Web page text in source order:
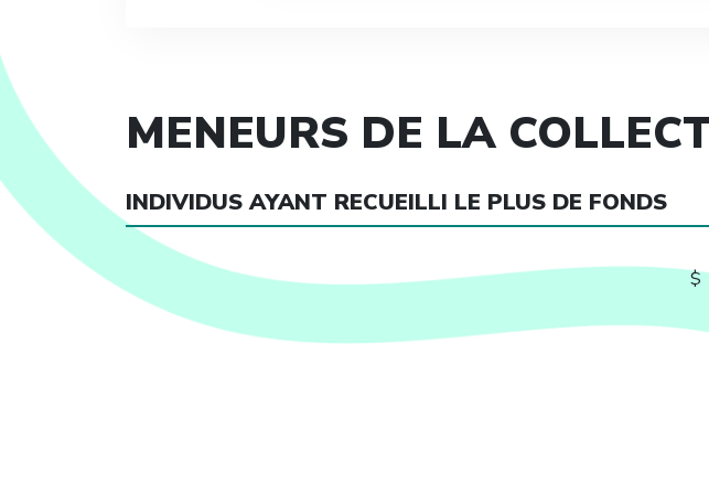
MENEURS DE LA
INDIVIDUS AYANT RECUEILLI LE PLUS DE FONDS
$